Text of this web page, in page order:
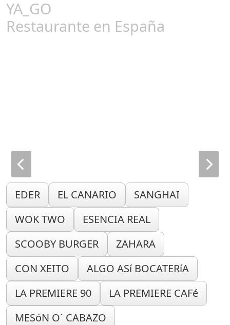
YA_GO
Restaurante en España
EDER EL CANARIO
SANGHAI
WOK TWO
ESENCIA REAL
SCOOBY BURGER
ZAHARA
CON XEITO
ALGO ASí BOCATERíA
LA PREMIERE 90
LA PREMIERE CAFé
MESóN O´ CABAZO